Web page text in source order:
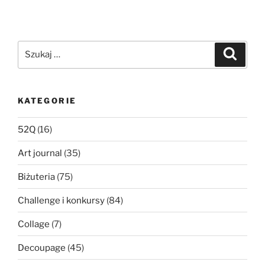
KATEGORIE
52Q (16)
Art journal (35)
Biżuteria (75)
Challenge i konkursy (84)
Collage (7)
Decoupage (45)